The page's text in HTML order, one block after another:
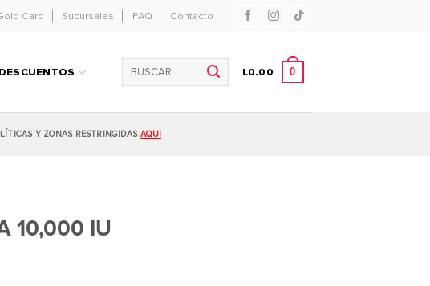
Card Sucursales FAQ Contacto
DESCUENTOS
Buscar
L0.00 0
Y ZONAS RESTRINGIDAS AQUI
10,000 IU